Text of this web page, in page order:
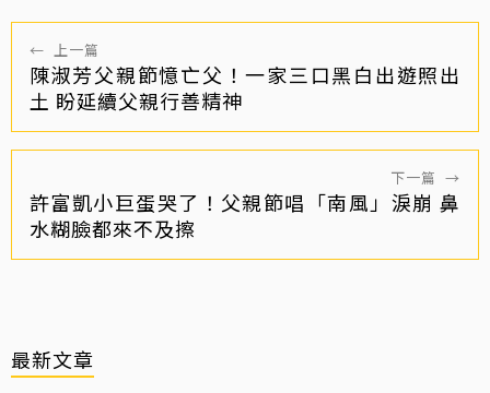
← 上一篇
陳淑芳父親節憶亡父！一家三口黑白出遊照出
土 盼延續父親行善精神
下一篇 →
許富凱小巨蛋哭了！父親節唱「南風」淚崩 鼻
水糊臉都來不及擦
最新文章